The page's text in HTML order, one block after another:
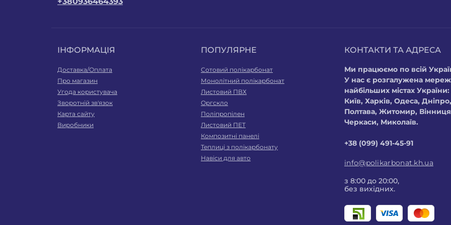
ІНФОРМАЦІЯ
Доставка/Оплата
Про магазин
Угода користувача
Зворотній зв'язок
Карта сайту
Виробники
ПОПУЛЯРНЕ
Сотовий полікарбонат
Монолітний полікарбонат
Листовий ПВХ
Оргскло
Поліпропілен
Листовий ПЕТ
Композитні панелі
Теплиці з полікарбонату
Навіси для авто
КОНТАКТИ ТА АДРЕСА
Ми працюємо по всій
У нас є розгалужена
найбільших містах України:
Київ, Харків, Одеса,
Полтава, Житомир,
Черкаси, Миколаїв.
+38 (099) 491-45-91
info@polikarbonat.kh.ua
з 8:00 до 20:00,
без вихідних.